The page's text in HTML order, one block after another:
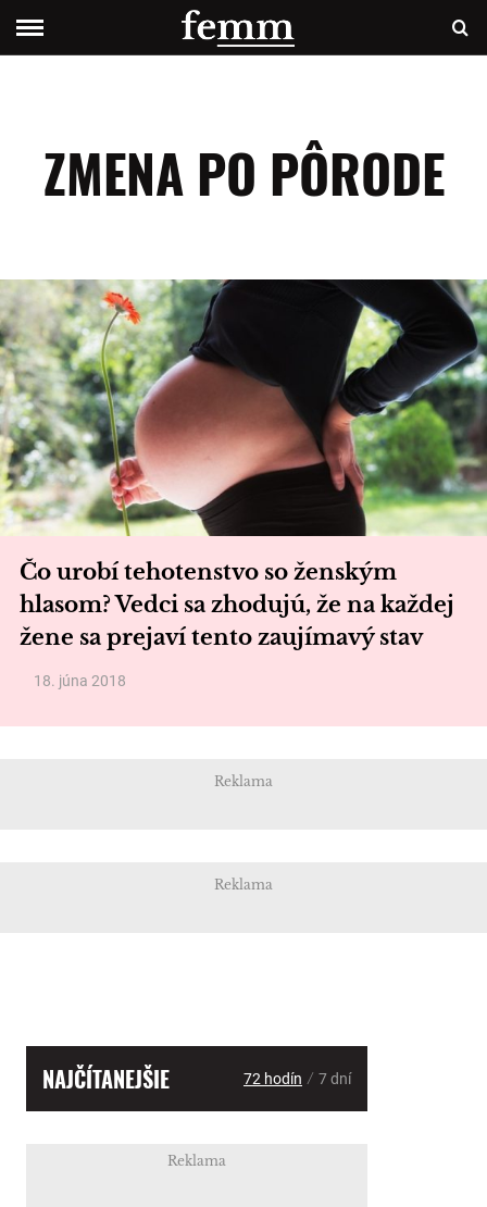
ZMENA PO PÔRODE
Čo urobí tehotenstvo so ženským
hlasom? Vedci sa zhodujú, že na každej
žene sa prejaví tento zaujímavý stav
18. júna 2018
Reklama
Reklama
NAJČÍTANEJŠIE 72 hodín / 7 dní
Reklama